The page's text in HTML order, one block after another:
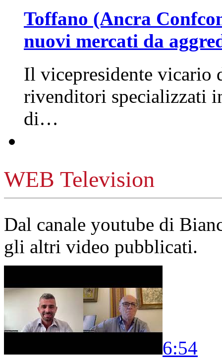
Toffano (Ancra
nuovi mercati da
Il vicepresidente vicario
rivenditori specializzati
di…
WEB Television
Dal canale youtube di
gli altri video pubblicati.
6:54